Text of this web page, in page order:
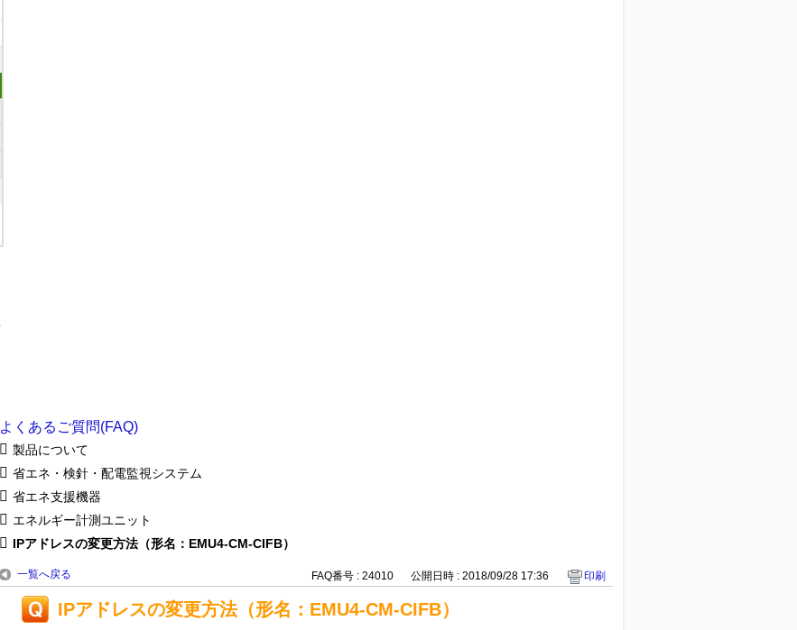
よくあるご質問(FAQ)
製品について
省エネ・検針・配電監視システム
省エネ支援機器
エネルギー計測ユニット
IPアドレスの変更方法（形名：EMU4-CM-CIFB）
一覧へ戻る FAQ番号 : 24010 公開日時 : 2018/09/28 17:36 印刷
IPアドレスの変更方法（形名：EMU4-CM-CIFB）